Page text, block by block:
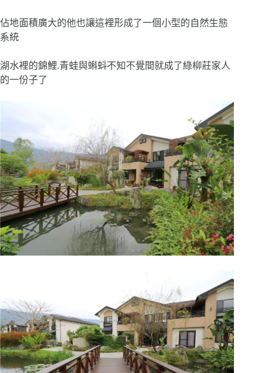
佔地面積廣大的他也讓這裡形成了一個小型的自然生態
系統
湖水裡的錦鯉.青蛙與蝌蚪不知不覺間就成了綠柳莊家人
的一份子了